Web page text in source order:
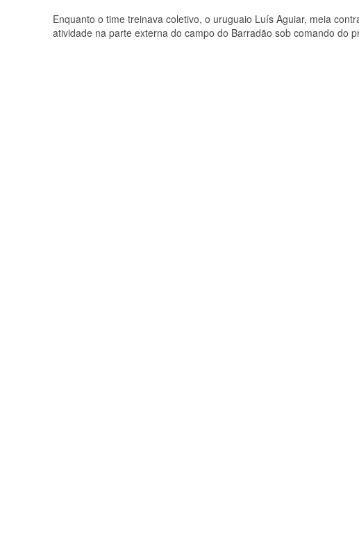
Enquanto o time treinava coletivo, o uruguaio Luís Aguiar, meia
atividade na parte externa do campo do Barradão sob comando do